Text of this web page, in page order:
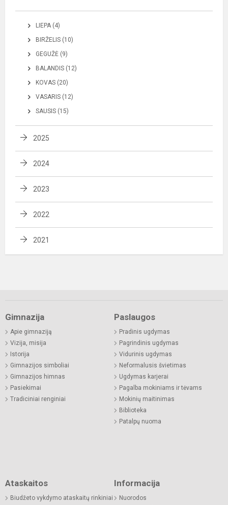
LIEPA (4)
BIRŽELIS (10)
GEGUŽĖ (9)
BALANDIS (12)
KOVAS (20)
VASARIS (12)
SAUSIS (15)
2025
2024
2023
2022
2021
Gimnazija
Apie gimnaziją
Vizija, misija
Istorija
Gimnazijos simboliai
Gimnazijos himnas
Pasiekimai
Tradiciniai renginiai
Paslaugos
Pradinis ugdymas
Pagrindinis ugdymas
Vidurinis ugdymas
Neformalusis švietimas
Ugdymas karjerai
Pagalba mokiniams ir tėvams
Mokinių maitinimas
Biblioteka
Patalpų nuoma
Ataskaitos
Biudžeto vykdymo ataskaitų rinkiniai
Informacija
Nuorodos